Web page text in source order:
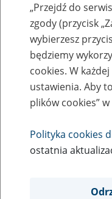
Okienko
Inne
Okienko Górnicze 2026
„Przejdź do
zgody (przycisk
wybierzesz
będziemy
cookies. W
ustawienia. Aby
plików cookies”
Polityka cookies
ostatnia